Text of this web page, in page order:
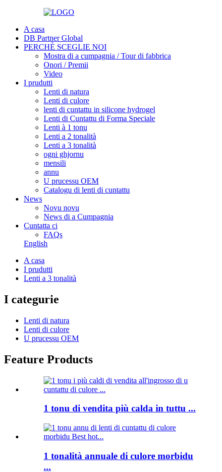
A casa
DB Partner Global
PERCHÈ SCEGLIE NOI
Mostra di a cumpagnia / Tour di fabbrica
Onori / Premii
Video
I prudutti
Lenti di natura
Lenti di culore
lenti di cuntattu in silicone hydrogel
Lenti di Cuntattu di Forma Speciale
Lenti à 1 tonu
Lenti a 2 tonalità
Lenti a 3 tonalità
ogni ghjornu
mensili
annu
U prucessu OEM
Catalogu di lenti di cuntattu
News
Novu novu
News di a Cumpagnia
Cuntatta ci
FAQs
English
A casa
I prudutti
Lenti a 3 tonalità
I categurie
Lenti di natura
Lenti di culore
U prucessu OEM
Feature Products
1 tonu di vendita più calda in tuttu ...
1 tonalità annuale di culore morbidu
...